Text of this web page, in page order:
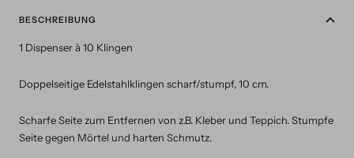
BESCHREIBUNG
1 Dispenser à 10 Klingen
Doppelseitige Edelstahlklingen scharf/stumpf, 10 cm.
Scharfe Seite zum Entfernen von z.B. Kleber und Teppich. Stumpfe
Seite gegen Mörtel und harten Schmutz.